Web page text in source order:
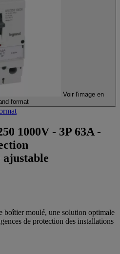
Voir l'image en
format
1000V - 3P 63A -
boîtier moulé, une solution optimale
de protection des installations